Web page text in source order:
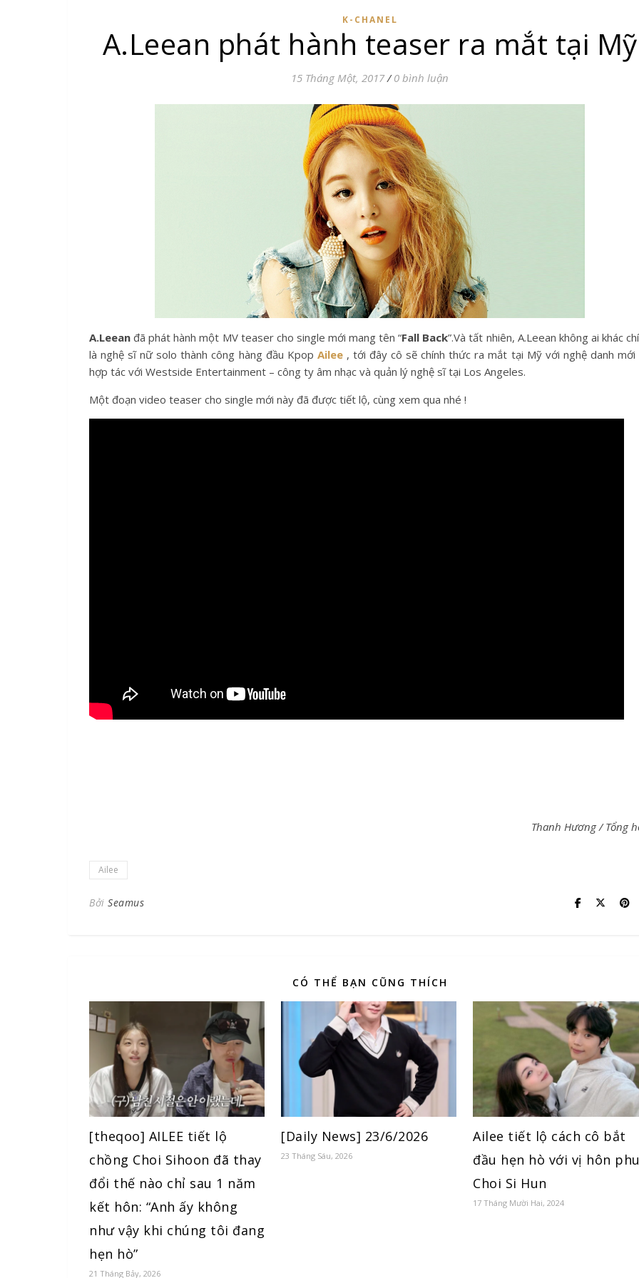
K-CHANEL
A.Leean phát hành teaser ra mắt tại Mỹ
15 Tháng Một, 2017 / 0 bình luận
A.Leean đã phát hành một MV teaser cho single mới mang tên “Fall Back”.Và tất nhiên, A.Leean không ai khác
là nghệ sĩ nữ solo thành công hàng đầu Kpop Ailee, tới đây cô sẽ chính thức ra mắt tại Mỹ với nghệ danh mới
hợp tác với Westside Entertainment – công ty âm nhạc và quản lý nghệ sĩ tại Los Angeles.
Một đoạn video teaser cho single mới này đã được tiết lộ, cùng xem qua nhé !
Thanh Hương / Tổng
Ailee
Bởi Seamus
CÓ THỂ BẠN CŨNG THÍCH
[theqoo] AILEE tiết lộ
chồng Choi Sihoon đã thay
đổi thế nào chỉ sau 1 năm
kết hôn: “Anh ấy không
như vậy khi chúng tôi đang
hẹn hò”
21 Tháng Bảy, 2026
[Daily News] 23/6/2026
23 Tháng Sáu, 2026
Ailee tiết lộ cách cô bắt
đầu hẹn hò với vị hôn
Choi Si Hun
17 Tháng Mười Hai, 2024